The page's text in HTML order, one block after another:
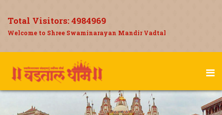
Total Visitors:4984969
Welcome to Shree Swaminarayan Mandir Vadtal